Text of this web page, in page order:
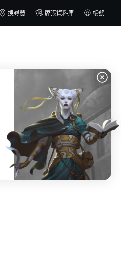
搜尋器 牌張資料庫 帳號